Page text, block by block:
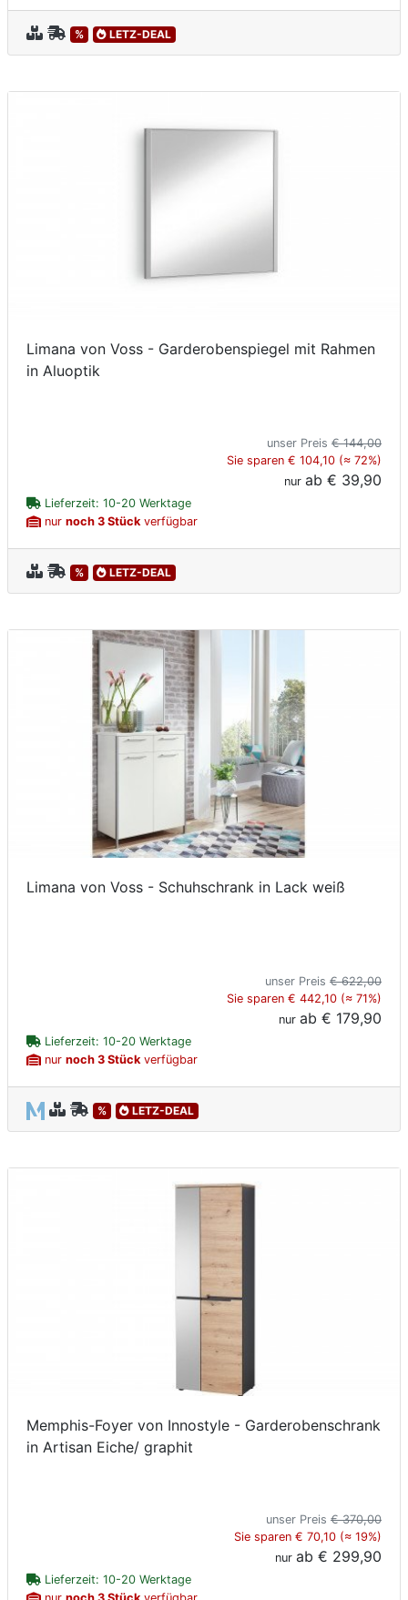
% LETZ-DEAL
Limana von Voss - Garderobenspiegel mit Rahmen
in Aluoptik
unser Preis € 144,00
Sie sparen € 104,10 (≈ 72%)
nur ab € 39,90
Lieferzeit: 10-20 Werktage
nur noch 3 Stückverfügbar
% LETZ-DEAL
Limana von Voss - Schuhschrank in Lack weiß
unser Preis € 622,00
Sie sparen € 442,10 (≈ 71%)
nur ab € 179,90
Lieferzeit: 10-20 Werktage
nur noch 3 Stückverfügbar
% LETZ-DEAL
Memphis-Foyer von Innostyle - Garderobenschrank
in Artisan Eiche/ graphit
unser Preis € 370,00
Sie sparen € 70,10 (≈ 19%)
nur ab € 299,90
Lieferzeit: 10-20 Werktage